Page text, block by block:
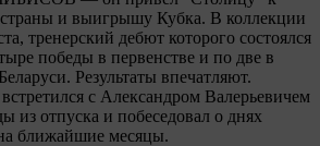
страны и выигрышу Кубка. В коллекции
тренерский дебют которого состоялся
победы в первенстве и по две в
Результаты впечатляют.
с Александром Валерьевичем
из отпуска и побеседовал о днях
ближайшие месяцы.